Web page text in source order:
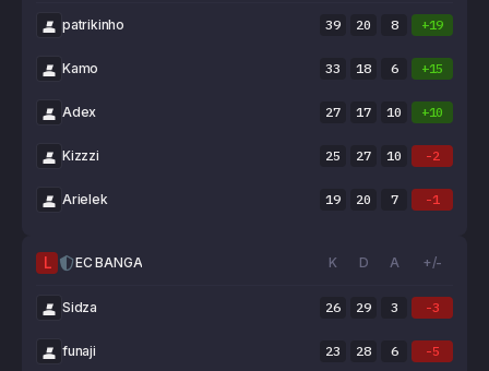
patrikinho 39 20 8 +19
Kamo 33 18 6 +15
Adex 27 17 10 +10
Kizzzi 25 27 10 -2
Arielek 19 20 7 -1
L EC BANGA K D A +/-
Sidza 26 29 3 -3
funaji 23 28 6 -5